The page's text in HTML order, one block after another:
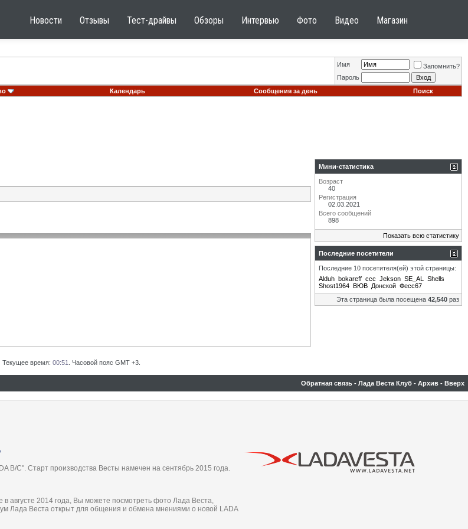
Новости Отзывы Тест-драйвы Обзоры Интервью Фото Видео Магазин
Имя
Запомнить?
Пароль
Календарь Сообщения за день Поиск
Мини-статистика
Возраст
40
Регистрация
02.03.2021
Всего сообщений
898
Показать всю статистику
Последние посетители
Последние 10 посетителя(ей) этой страницы:
Alduh bokareff ccc Jekson SE_AL
Shells
Shost1964 ВЮВ Донской Фесс67
Эта страница была посещена 42,540 раз
Текущее время: 00:51 . Часовой пояс GMT +3.
Обратная связь - Лада Веста Клуб - Архив - Вверх
C". Старт производства Весты намечен на сентябрь 2015 года.
августе 2014 года, Вы можете посмотреть фото Лада Веста,
Лада Веста открыт для общения и обмена мнениями о новой LADA